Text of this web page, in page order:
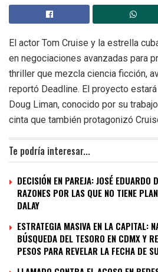
El actor Tom Cruise y la estrella
en negociaciones avanzadas para
thriller que mezcla ciencia ficción,
reportó Deadline. El proyecto
Doug Liman, conocido por su
cinta que también protagonizó
Te podría interesar...
DECISIÓN EN PAREJA: JOSÉ EDUARDO
RAZONES POR LAS QUE NO TIENE
DALAY
ESTRATEGIA MASIVA EN LA CAPITAL:
BÚSQUEDA DEL TESORO EN CDMX Y
PESOS PARA REVELAR LA FECHA DE